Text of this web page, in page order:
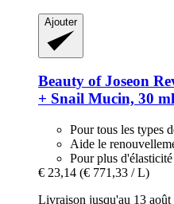
Ajouter
Beauty of Joseon
+ Snail Mucin, 30 ml
Pour tous les types
Aide le
Pour plus
€ 23,14 (€ 771,33 / L)
Livraison jusqu'au 13 août